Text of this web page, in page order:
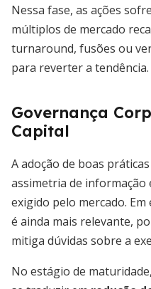
Nessa fase, as ações
múltiplos de mercado
turnaround, fusões ou
para reverter a tendência.
Governança
Capital
A adoção de boas
assimetria de informação
exigido pelo mercado.
é ainda mais relevante,
mitiga dúvidas sobre a
No estágio de